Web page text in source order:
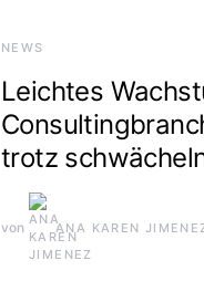
NEWS
Leichtes
trotz
von ANA KAREN